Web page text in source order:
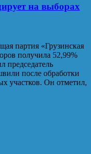
на выборах
партия «Грузинская
получила 52,99%
председатель
после обработки
участков. Он отметил,